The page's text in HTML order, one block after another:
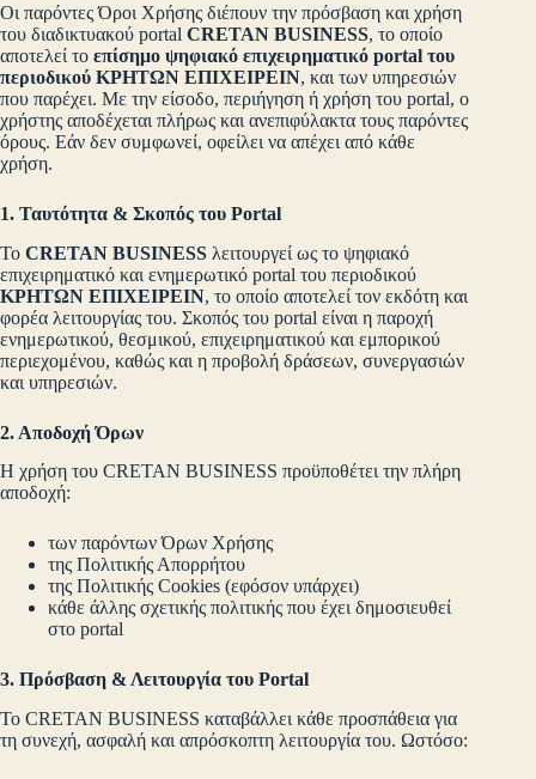
Οι παρόντες Όροι Χρήσης διέπουν την πρόσβαση και χρήση
του διαδικτυακού portal CRETAN BUSINESS, το οποίο
αποτελεί το επίσημο ψηφιακό επιχειρηματικό portal του
περιοδικού ΚΡΗΤΩΝ ΕΠΙΧΕΙΡΕΙΝ, και των υπηρεσιών
που παρέχει. Με την είσοδο, περιήγηση ή χρήση του portal, ο
χρήστης αποδέχεται πλήρως και ανεπιφύλακτα τους παρόντες
όρους. Εάν δεν συμφωνεί, οφείλει να απέχει από κάθε
χρήση.
1. Ταυτότητα & Σκοπός του Portal
Το CRETAN BUSINESS λειτουργεί ως το ψηφιακό
επιχειρηματικό και ενημερωτικό portal του περιοδικού
ΚΡΗΤΩΝ ΕΠΙΧΕΙΡΕΙΝ, το οποίο αποτελεί τον εκδότη και
φορέα λειτουργίας του. Σκοπός του portal είναι η παροχή
ενημερωτικού, θεσμικού, επιχειρηματικού και εμπορικού
περιεχομένου, καθώς και η προβολή δράσεων, συνεργασιών
και υπηρεσιών.
2. Αποδοχή Όρων
Η χρήση του CRETAN BUSINESS προϋποθέτει την πλήρη
αποδοχή:
των παρόντων Όρων Χρήσης
της Πολιτικής Απορρήτου
της Πολιτικής Cookies (εφόσον υπάρχει)
κάθε άλλης σχετικής πολιτικής που έχει δημοσιευθεί
στο portal
3. Πρόσβαση & Λειτουργία του Portal
Το CRETAN BUSINESS καταβάλλει κάθε προσπάθεια για
τη συνεχή, ασφαλή και απρόσκοπτη λειτουργία του. Ωστόσο: